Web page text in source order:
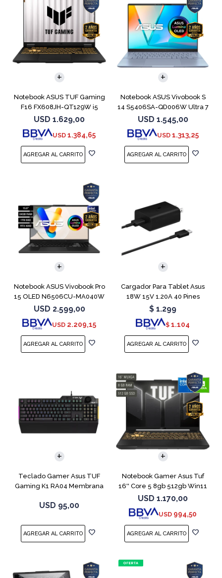
Notebook ASUS TUF Gaming
F16 FX608JH-QT129W i5
13450HX 5050
USD 1.629,00
USD 1.384,65
COMPARAR
Notebook ASUS Vivobook S
14 S5406SA-QD006W Ultra 7
256V 1TB
USD 1.545,00
USD 1.313,25
Notebook ASUS Vivobook Pro
15 OLED N6506CU-MA040W
RTX 4050
USD 2.599,00
USD 2.209,15
COMPARAR
Cargador Para Tablet Asus
18W 15V 1.20A 40 Pines
$ 1.299
$ 1.104
Teclado Gamer Asus TUF
Gaming K1 RA04 Membrana
USD 95,00
Notebook Gamer Asus Tuf
16'' Core 5 8gb 512gb Win11
Rtx3050
USD 1.170,00
USD 994,50
COMPARAR